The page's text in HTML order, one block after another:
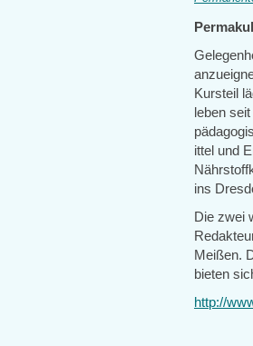
Kursteil
leben
ittel und
ins
Die zwei
Meißen.
bieten
http://